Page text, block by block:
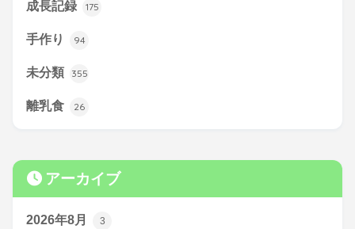
成長記録 175
手作り 94
未分類 355
離乳食 26
アーカイブ
2026年8月 3